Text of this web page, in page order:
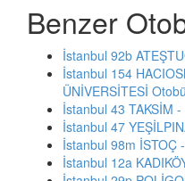
Benzer
İstanbul 92b
İstanbul 154
ÜNİVERSİTESİ
İstanbul 43 TAKSİM
İstanbul 47
İstanbul 98m İSTOÇ
İstanbul 12a